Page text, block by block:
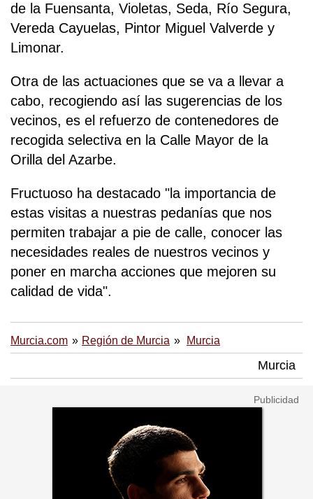
de la Fuensanta, Violetas, Seda, Río Segura,
Vereda Cayuelas, Pintor Miguel Valverde y
Limonar.
Otra de las actuaciones que se va a llevar a
cabo, recogiendo así las sugerencias de los
vecinos, es el refuerzo de contenedores de
recogida selectiva en la Calle Mayor de la
Orilla del Azarbe.
Fructuoso ha destacado "la importancia de
estas visitas a nuestras pedanías que nos
permiten trabajar a pie de calle, conocer las
necesidades reales de nuestros vecinos y
poner en marcha acciones que mejoren su
calidad de vida".
Murcia.com Región de Murcia Murcia
Murcia